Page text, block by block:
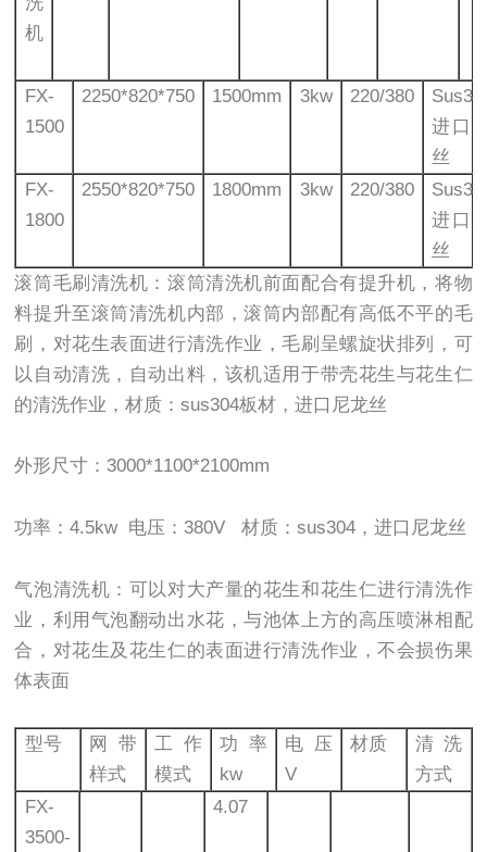
机
FX-
1500
2250*820*750 1500mm 3kw 220/380
进口
丝
FX-
1800
2550*820*750 1800mm 3kw 220/380
进口
丝
滚筒毛刷清洗机：滚筒清洗机前面配合有提升机，将物
料提升至滚筒清洗机内部，滚筒内部配有高低不平的毛
刷，对花生表面进行清洗作业，毛刷呈螺旋状排列，可
以自动清洗，自动出料，该机适用于带壳花生与花生仁
的清洗作业，材质：sus304板材，进口尼龙丝
外形尺寸：3000*1100*2100mm
功率：4.5kw 电压：380V 材质：sus304，进口尼龙丝
气泡清洗机：可以对大产量的花生和花生仁进行清洗作
业，利用气泡翻动出水花，与池体上方的高压喷淋相配
合，对花生及花生仁的表面进行清洗作业，不会损伤果
体表面
型号
网带
样式
工作
模式
功率
kw
电压
V
材质
清洗
方式
FX-
3500-
4.07